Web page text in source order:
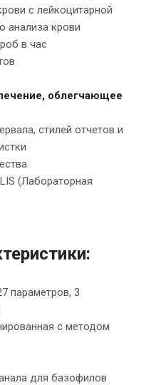
с лейкоцитарной
анализа крови
в час
облегчающее
стилей отчетов и
(Лабораторная
параметров, 3
с методом
для базофилов